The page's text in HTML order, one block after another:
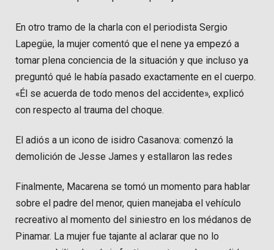
En otro tramo de la charla con el periodista Sergio
Lapegüe, la mujer comentó que el nene ya empezó a
tomar plena conciencia de la situación y que incluso ya
preguntó qué le había pasado exactamente en el cuerpo.
«Él se acuerda de todo menos del accidente», explicó
con respecto al trauma del choque.
El adiós a un icono de isidro Casanova: comenzó la
demolición de Jesse James y estallaron las redes
Finalmente, Macarena se tomó un momento para hablar
sobre el padre del menor, quien manejaba el vehículo
recreativo al momento del siniestro en los médanos de
Pinamar. La mujer fue tajante al aclarar que no lo